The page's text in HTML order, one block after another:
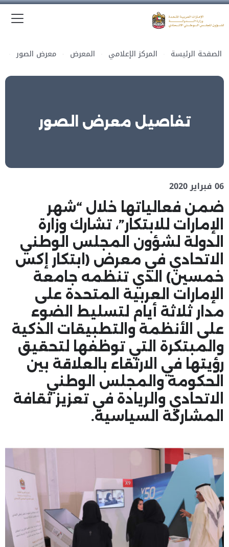
الصفحة الرئيسة المركز الإعلامي المعرض معرض الصور
تفاصيل معرض الصور
06 فبراير 2020
ضمن فعالياتها خلال “شهر
الإمارات للابتكار”، تشارك وزارة
الدولة لشؤون المجلس الوطني
الاتحادي في معرض (ابتكار إكس
خمسين) الذي تنظمه جامعة
الإمارات العربية المتحدة على
مدار ثلاثة أيام لتسليط الضوء
على الأنظمة والتطبيقات الذكية
والمبتكرة التي توظفها لتحقيق
رؤيتها في الارتقاء بالعلاقة بين
الحكومة والمجلس الوطني
الاتحادي والريادة في تعزيز ثقافة
المشاركة السياسية.